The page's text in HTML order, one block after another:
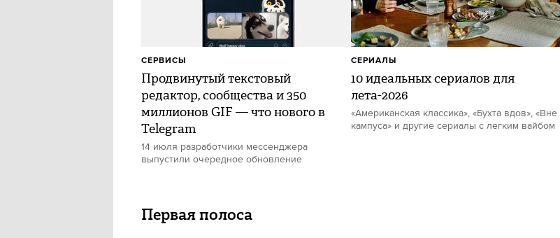
Продвинутый текстовый
редактор, сообщества и 350
миллионов GIF — что нового в
Telegram
14 июля разработчики мессенджера
выпустили очередное обновление
СЕРВИСЫ
10 идеальных сериалов для
лета-2026
«Американская классика», «Бухта вдов», «Вне
кампуса» и другие сериалы с легким вайбом
СЕРИАЛЫ
Первая полоса